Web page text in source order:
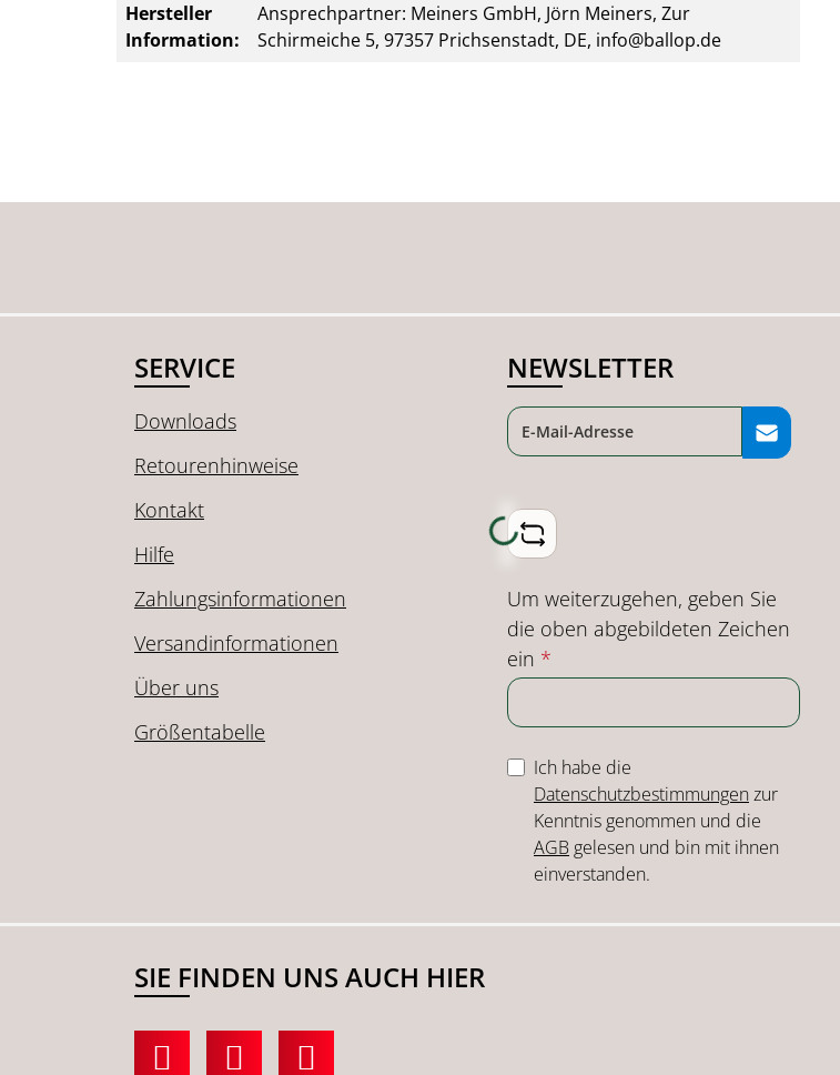
Hersteller
Information:
Ansprechpartner: Meiners GmbH, Jörn Meiners, Zur
Schirmeiche 5, 97357 Prichsenstadt, DE, info@ballop.de
SERVICE
Downloads
Retourenhinweise
Kontakt
Hilfe
Zahlungsinformationen
Versandinformationen
Über uns
Größentabelle
NEWSLETTER
Loading...
Um weiterzugehen, geben Sie
die oben abgebildeten Zeichen
ein *
Ich habe die
Datenschutzbestimmungenzur
Kenntnis genommen und die
AGB gelesen und bin mit ihnen
einverstanden.
SIE FINDEN UNS AUCH HIER